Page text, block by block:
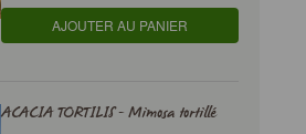
AJOUTER AU PANIER
ACACIA TORTILIS - Mimosa tortillé